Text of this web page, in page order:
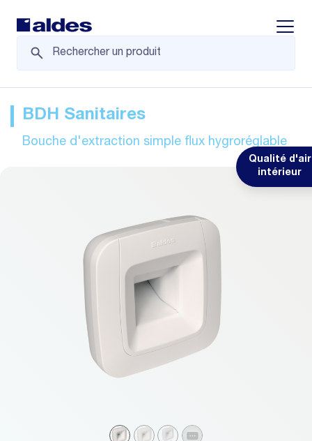
Qualité d'air
intérieur
BDH Sanitaires
Bouche d'extraction simple flux hygroréglable